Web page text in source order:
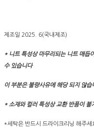
제조일 2025. 6(국내제조)
* 니트 특성상 마무리되는 니트 매듭
수 있습니다
이 부분은 불량사유에 해당 되지 않습
* 소재와 컬러 특성상 교환 반품이 불
*세탁은 반드시 드라이크리닝 해주세